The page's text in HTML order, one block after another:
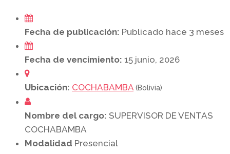
Fecha de publicación: Publicado hace 3 meses
Fecha de vencimiento: 15 junio, 2026
Ubicación: COCHABAMBA (Bolivia)
Nombre del cargo: SUPERVISOR DE VENTAS
COCHABAMBA
Modalidad Presencial